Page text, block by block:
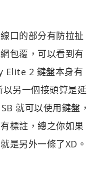
口的部分有防拉扯
包覆，可以看到有
Elite 2 鍵盤本身有
另一個接頭算是延
就可以使用鍵盤，
標註，總之你如果
是另外一條了XD。